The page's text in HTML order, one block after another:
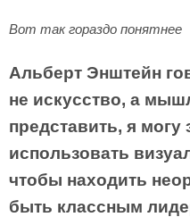
Вот так гораздо понятнее
Альберт Энштейн
не искусство, а
представить, я могу
использовать
чтобы находить
быть классным